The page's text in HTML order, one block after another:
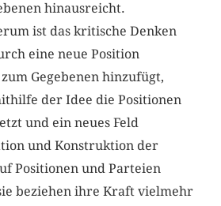
hinausreicht.
ist das kritische Denken
eine neue Position
Gegebenen hinzufügt,
der Idee die Positionen
und ein neues Feld
und Konstruktion der
Positionen und Parteien
beziehen ihre Kraft vielmehr